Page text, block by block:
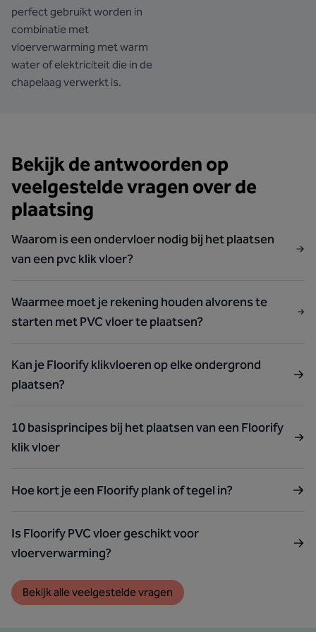
perfect gebruikt worden in
combinatie met
vloerverwarming met warm
water of elektriciteit die in de
chapelaag verwerkt is.
Bekijk de antwoorden op
veelgestelde vragen over de
plaatsing
Waarom is een ondervloer nodig bij het plaatsen
van een pvc klik vloer?
Waarmee moet je rekening houden alvorens te
starten met PVC vloer te plaatsen?
Kan je Floorify klikvloeren op elke ondergrond
plaatsen?
10 basisprincipes bij het plaatsen van een Floorify
klik vloer
Hoe kort je een Floorify plank of tegel in?
Is Floorify PVC vloer geschikt voor
vloerverwarming?
Bekijk alle veelgestelde vragen